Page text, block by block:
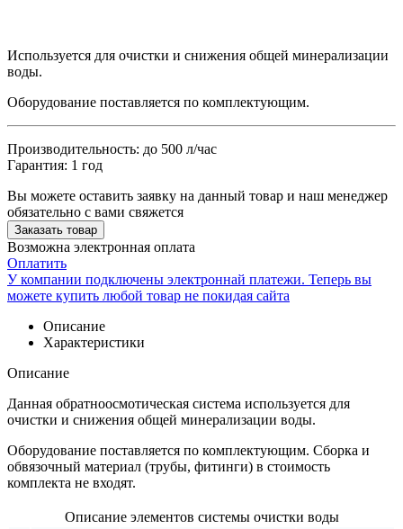
Используется для очистки и снижения общей минерализации
воды.
Оборудование поставляется по комплектующим.
Производительность: до 500 л/час
Гарантия: 1 год
Вы можете оставить заявку на данный товар и наш менеджер
обязательно с вами свяжется
Заказать товар
Возможна электронная оплата
Оплатить
У компании подключены электроннай платежи. Теперь вы
можете купить любой товар не покидая сайта
Описание
Характеристики
Описание
Данная обратноосмотическая система используется для
очистки и снижения общей минерализации воды.
Оборудование поставляется по комплектующим. Сборка и
обвязочный материал (трубы, фитинги) в стоимость
комплекта не входят.
Описание элементов системы очистки воды